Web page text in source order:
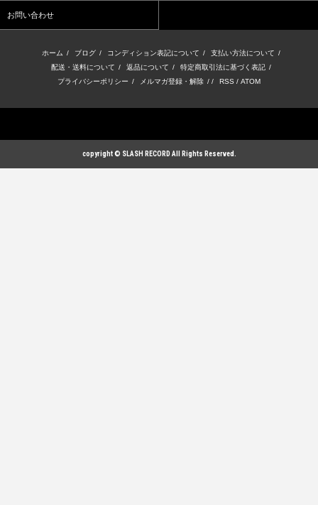
お問い合わせ
ホーム / ブログ / コンディション表記について / 支払い方法について /
配送・送料について / 返品について / 特定商取引法に基づく表記 /
プライバシーポリシー / メルマガ登録・解除 / / RSS / ATOM
copyright © SLASH RECORD All Rights Reserved.